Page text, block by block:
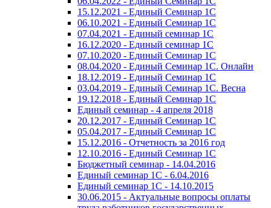
15.12.2021 - Единый Семинар 1С
06.10.2021 - Единый Семинар 1С
07.04.2021 - Единый семинар 1С
16.12.2020 - Единый семинар 1С
07.10.2020 - Единый Семинар 1С
08.04.2020 - Единый Семинар 1С. Онлайн
18.12.2019 - Единый Семинар 1С
03.04.2019 - Единый Семинар 1С. Весна
19.12.2018 - Единый Семинар 1С
Единый семинар - 4 апреля 2018
20.12.2017 - Единый Семинар 1С
05.04.2017 - Единый Семинар 1С
15.12.2016 - Отчетность за 2016 год
12.10.2016 - Единый Семинар 1С
Бюджетный семинар - 14.04.2016
Единый семинар 1С - 6.04.2016
Единый семинар 1С - 14.10.2015
30.06.2015 - Актуальные вопросы оплаты